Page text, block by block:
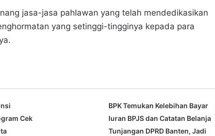
jasa-jasa pahlawan yang telah mendedikasikan
yang setinggi-tingginya kepada para
Cek
BPK Temukan Kelebihan Bayar
Iuran BPJS dan Catatan Belanja
Tunjangan DPRD Banten, Jadi